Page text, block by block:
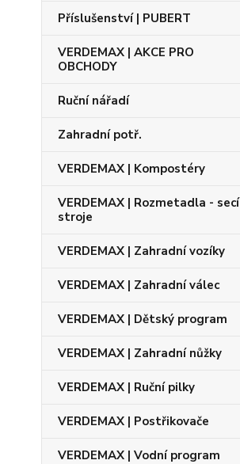
Příslušenství | PUBERT
VERDEMAX | AKCE PRO
OBCHODY
Ruční nářadí
Zahradní potř.
VERDEMAX | Kompostéry
VERDEMAX | Rozmetadla - secí
stroje
VERDEMAX | Zahradní vozíky
VERDEMAX | Zahradní válec
VERDEMAX | Dětský program
VERDEMAX | Zahradní nůžky
VERDEMAX | Ruční pilky
VERDEMAX | Postřikovače
VERDEMAX | Vodní program